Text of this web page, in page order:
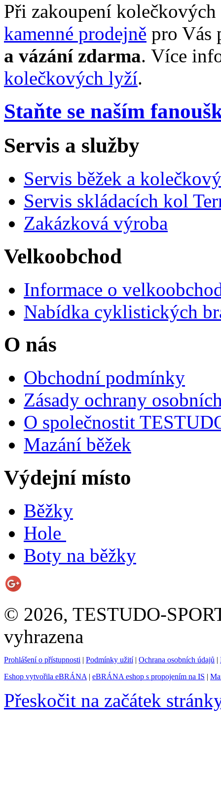
Při zakoupení
kamenné prodejně pro Vás
a vázání zdarma. Více
kolečkových lyží.
Staňte se naším
Servis a služby
Servis běžek a
Servis skládacích kol
Zakázková výroba
Velkoobchod
Informace o
Nabídka cyklistických
O nás
Obchodní podmínky
Zásady ochrany
O společnostit
Mazání běžek
Výdejní místo
Běžky
Hole
Boty na běžky
© 2026, TESTUDO-
vyhrazena
Prohlášení o přístupnosti | Podmínky užití| Ochrana osobních údajů |
Eshop vytvořila eBRÁNA | eBRÁNA eshop s propojením na IS |
Přeskočit na začátek